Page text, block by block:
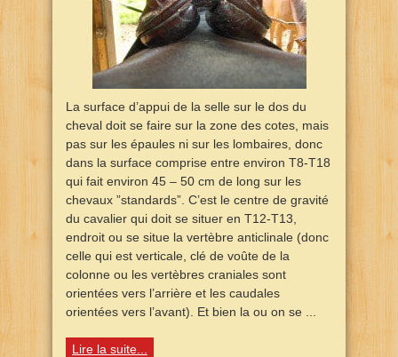
La surface d’appui de la selle sur le dos du
cheval doit se faire sur la zone des cotes, mais
pas sur les épaules ni sur les lombaires, donc
dans la surface comprise entre environ T8-T18
qui fait environ 45 – 50 cm de long sur les
chevaux ”standards”. C’est le centre de gravité
du cavalier qui doit se situer en T12-T13,
endroit ou se situe la vertèbre anticlinale (donc
celle qui est verticale, clé de voûte de la
colonne ou les vertèbres craniales sont
orientées vers l’arrière et les caudales
orientées vers l’avant). Et bien la ou on se ...
Lire la suite...